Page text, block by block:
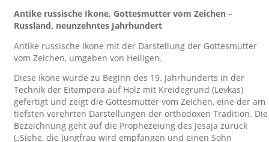
Antike russische Ikone, Gottesmutter vom Zeichen –
Russland, neunzehntes Jahrhundert
Antike russische Ikone mit der Darstellung der Gottesmutter
vom Zeichen, umgeben von Heiligen.
Diese Ikone wurde zu Beginn des 19. Jahrhunderts in der
Technik der Eitempera auf Holz mit Kreidegrund (Levkas)
gefertigt und zeigt die Gottesmutter vom Zeichen, eine der am
tiefsten verehrten Darstellungen der orthodoxen Tradition. Die
Bezeichnung geht auf die Prophezeiung des Jesaja zurück
(„Siehe, die Jungfrau wird empfangen und einen Sohn